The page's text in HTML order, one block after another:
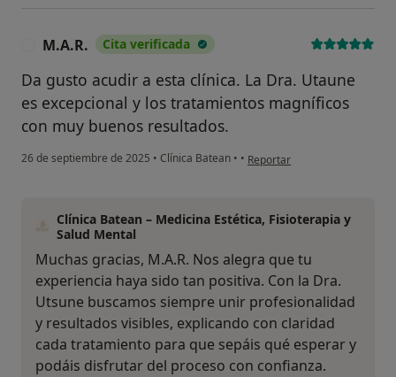
M.A.R. Cita verificada
Da gusto acudir a esta clínica. La Dra. Utaune
es excepcional y los tratamientos magníficos
con muy buenos resultados.
26 de septiembre de 2025 • Clínica Batean • • en opinión del usuario M.A.R.
Reportar
Clínica Batean – Medicina Estética, Fisioterapia y
Salud Mental
Muchas gracias, M.A.R. Nos alegra que tu
experiencia haya sido tan positiva. Con la Dra.
Utsune buscamos siempre unir profesionalidad
y resultados visibles, explicando con claridad
cada tratamiento para que sepáis qué esperar y
podáis disfrutar del proceso con confianza.